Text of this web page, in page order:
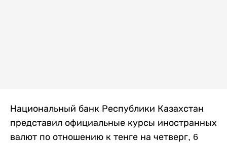
Национальный банк Республики Казахстан
представил официальные курсы иностранных
валют по отношению к тенге на четверг, 6